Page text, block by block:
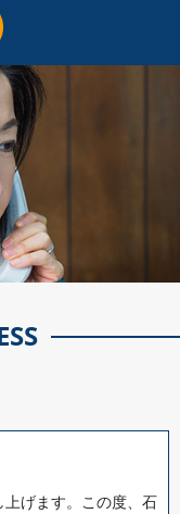
げます。この度、石